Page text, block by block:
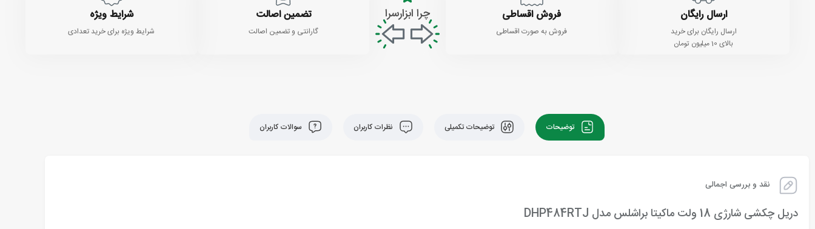
ارسال رایگان
ارسال رایگان برای خرید
بالای 10 میلیون تومان
فروش اقساطی
فروش به صورت اقساطی
چرا ابزارسرا تضمین اصالت
گارانتی و تضمین اصالت
شرایط ویژه
شرایط ویژه برای خرید تعدادی
توضیحات توضیحات تکمیلی نظرات کاربران سوالات کاربران
نقد و بررسی اجمالی
دریل چکشی شارژی 18 ولت ماکیتا براشلس مدل DHP484RTJ